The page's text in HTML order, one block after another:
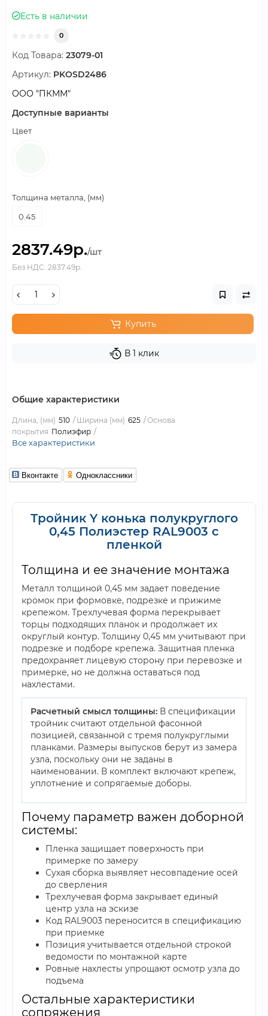
Есть в наличии
0
Код Товара: 23079-01
Артикул: PKOSD2486
ООО "ПКММ"
Доступные варианты
Цвет
Толщина металла, (мм)
0.45
2837.49р./шт
Без НДС: 2837.49р.
Купить
В 1 клик
Общие характеристики
Длина, (мм) 510 Ширина (мм) 625
Основа
покрытия Полиэфир
Все характеристики
Вконтакте Одноклассники
Тройник Y конька полукруглого
0,45 Полиэстер RAL9003 с
пленкой
Толщина и ее значение монтажа
Металл толщиной 0,45 мм задает поведение
кромок при формовке, подрезке и прижиме
крепежом. Трехлучевая форма перекрывает
торцы подходящих планок и продолжает их
округлый контур. Толщину 0,45 мм учитывают при
подрезке и подборе крепежа. Защитная пленка
предохраняет лицевую сторону при перевозке и
примерке, но не должна оставаться под
нахлестами.
Расчетный смысл толщины: В спецификации
тройник считают отдельной фасонной
позицией, связанной с тремя полукруглыми
планками. Размеры выпусков берут из замера
узла, поскольку они не заданы в
наименовании. В комплект включают крепеж,
уплотнение и сопрягаемые доборы.
Почему параметр важен доборной
системы:
Пленка защищает поверхность при
примерке по замеру
Сухая сборка выявляет несовпадение осей
до сверления
Трехлучевая форма закрывает единый
центр узла на эскизе
Код RAL9003 переносится в спецификацию
при приемке
Позиция учитывается отдельной строкой
ведомости по монтажной карте
Ровные нахлесты упрощают осмотр узла до
подъема
Остальные характеристики
сопряжения